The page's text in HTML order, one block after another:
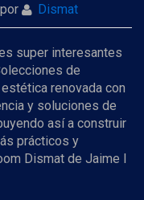
por Dismat
super interesantes
de
renovada con
y soluciones de
así a construir
prácticos y
Dismat de Jaime I